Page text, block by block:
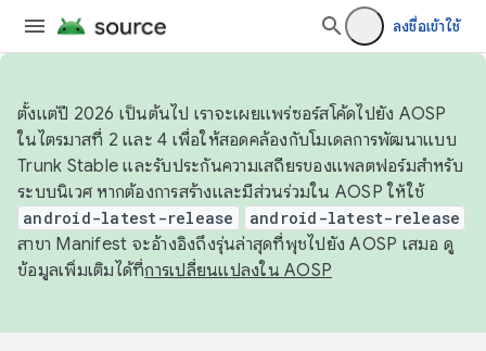
ลงชื่อเข้าใช้
ตั้งแต่ปี 2026 เป็นต้นไป เราจะเผยแพร่ซอร์สโค้ดไปยัง AOSP
ในไตรมาสที่ 2 และ 4 เพื่อให้สอดคล้องกับโมเดลการพัฒนาแบบ
Trunk Stable และรับประกันความเสถียรของแพลตฟอร์มสำหรับ
ระบบนิเวศ หากต้องการสร้างและมีส่วนร่วมใน AOSP ให้ใช้
android-latest-release android-latest-release
สาขา Manifest จะอ้างอิงถึงรุ่นล่าสุดที่พุชไปยัง AOSP เสมอ ดู
ข้อมูลเพิ่มเติมได้ที่การเปลี่ยนแปลงใน AOSP